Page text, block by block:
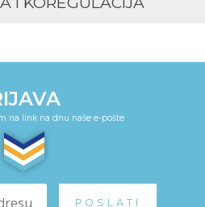
na link na dnu naše e-pošte